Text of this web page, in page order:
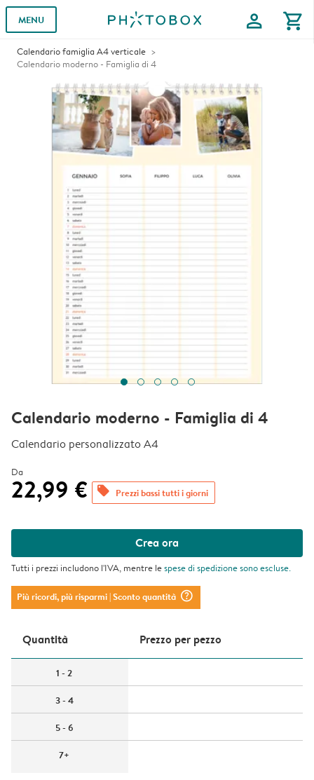
MENU profile shopping_cart
Calendario famiglia A4 verticale
Calendario moderno - Famiglia di 4
Calendario moderno - Famiglia di 4
Calendario personalizzato A4
Da
22,99 € offers Prezzi bassi tutti i giorni
Crea ora
Tutti i prezzi includono l'IVA, mentre lespese di spedizionesono escluse.
Più ricordi, più risparmi| Sconto quantità question_mark_circle
Quantità Prezzo per pezzo
1 - 2
3 - 4
5 - 6
7+